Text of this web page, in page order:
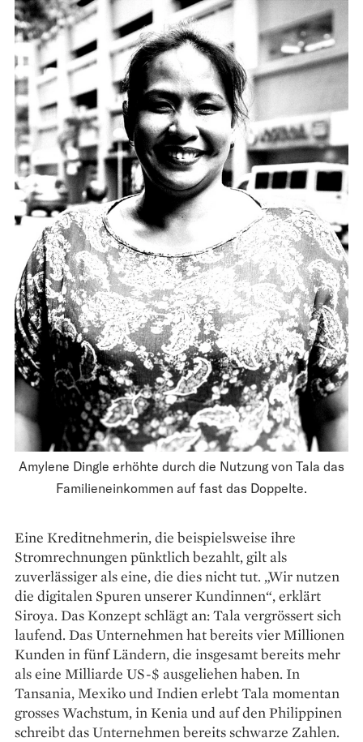
Amylene Dingle erhöhte durch die Nutzung von Tala das
Familieneinkommen auf fast das Doppelte.
Eine Kreditnehmerin, die beispielsweise ihre
Stromrechnungen pünktlich bezahlt, gilt als
zuverlässiger als eine, die dies nicht tut. „Wir nutzen
die digitalen Spuren unserer Kundinnen“, erklärt
Siroya. Das Konzept schlägt an: Tala vergrössert sich
laufend. Das Unternehmen hat bereits vier Millionen
Kunden in fünf Ländern, die insgesamt bereits mehr
als eine Milliarde US-$ ausgeliehen haben. In
Tansania, Mexiko und Indien erlebt Tala momentan
grosses Wachstum, in Kenia und auf den Philippinen
schreibt das Unternehmen bereits schwarze Zahlen.